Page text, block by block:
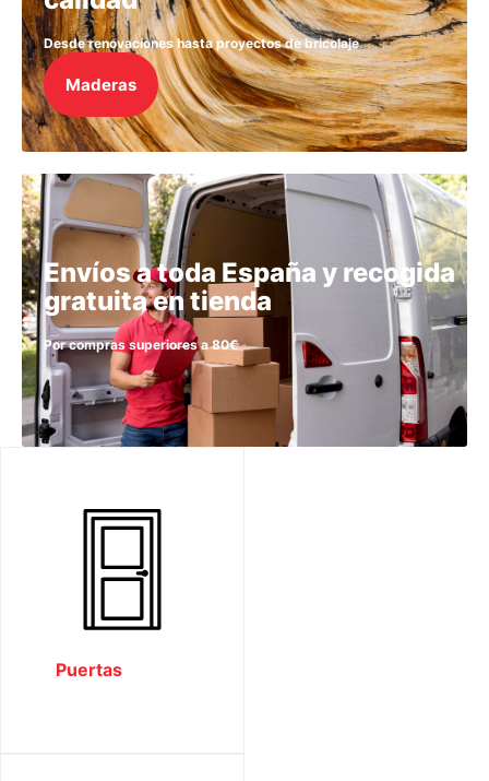
Desde renovaciones hasta proyectos de bricolaje
Maderas
Envíos a toda España y recogida
gratuita en tienda
Por compras superiores a 80€
Puertas